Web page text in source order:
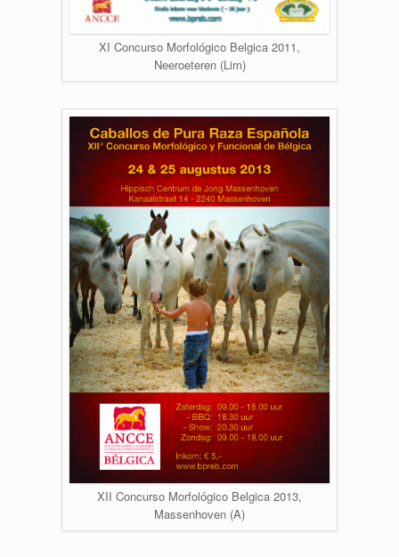
XI Concurso Morfológico Belgica 2011,
Neeroeteren (Lim)
XII Concurso Morfológico Belgica 2013,
Massenhoven (A)